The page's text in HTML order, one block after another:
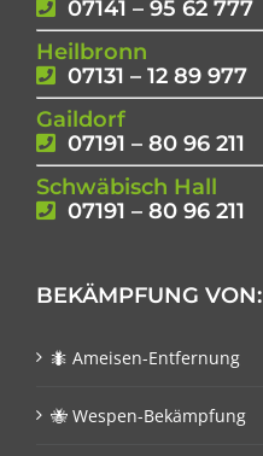
07141 – 95 62 777
Heilbronn
07131 – 12 89 977
Gaildorf
07191 – 80 96 211
Schwäbisch Hall
07191 – 80 96 211
BEKÄMPFUNG VON:
🐜 Ameisen-Entfernung
🐝 Wespen-Bekämpfung